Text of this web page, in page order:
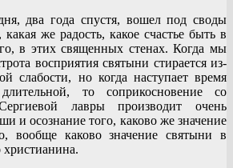
два года спустя, вошел под своды
же радость, какое счастье быть в
в этих священных стенах. Когда мы
восприятия святыни стирается из-
слабости, но когда наступает время
то соприкосновение со
лавры производит очень
и осознание того, каково же значение
вообще каково значение святыни в